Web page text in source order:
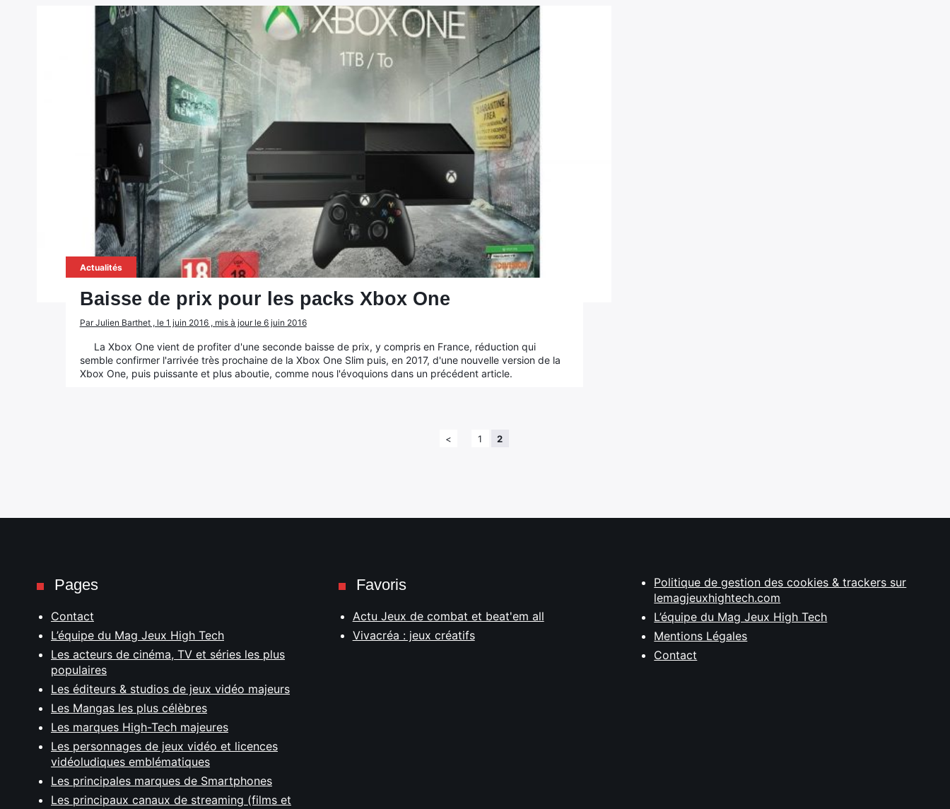
Actualités
Baisse de prix pour les packs Xbox One
Par Julien Barthet , le 1 juin 2016 , mis à jour le 6 juin 2016
La Xbox One vient de profiter d'une seconde baisse de prix, y compris en France, réduction qui
semble confirmer l'arrivée très prochaine de la Xbox One Slim puis, en 2017, d'une nouvelle version de la
Xbox One, puis puissante et plus aboutie, comme nous l'évoquions dans un précédent article.
< 1 2
Pages
Contact
L’équipe du Mag Jeux High Tech
Les acteurs de cinéma, TV et séries les plus
populaires
Les éditeurs & studios de jeux vidéo majeurs
Les Mangas les plus célèbres
Les marques High-Tech majeures
Les personnages de jeux vidéo et licences
vidéoludiques emblématiques
Les principales marques de Smartphones
Les principaux canaux de streaming (films et
Favoris
Actu Jeux de combat et beat'em all
Vivacréa : jeux créatifs
Politique de gestion des cookies & trackers sur
lemagjeuxhightech.com
L’équipe du Mag Jeux High Tech
Mentions Légales
Contact